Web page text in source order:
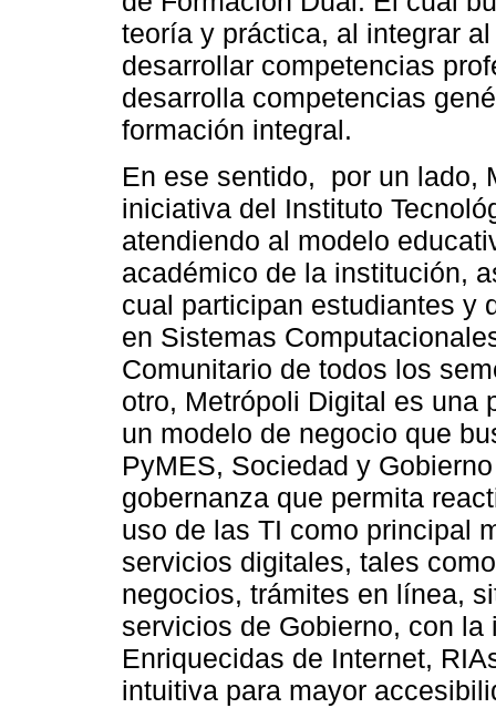
teoría y práctica, al integrar
desarrollar competencias
desarrolla competencias
formación integral.
En ese sentido, por un lado,
iniciativa del Instituto
atendiendo al modelo
académico de la institución,
cual participan estudiantes y
en Sistemas
Comunitario de todos los
otro, Metrópoli Digital es una
un modelo de negocio que
PyMES, Sociedad y
gobernanza que permita
uso de las TI como principal
servicios digitales, tales
negocios, trámites en línea,
servicios de Gobierno, con
Enriquecidas de Internet,
intuitiva para mayor